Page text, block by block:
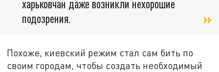
харьковчан даже возникли нехорошие
подозрения.
Похоже, киевский режим стал сам бить по
своим городам, чтобы создать необходимый